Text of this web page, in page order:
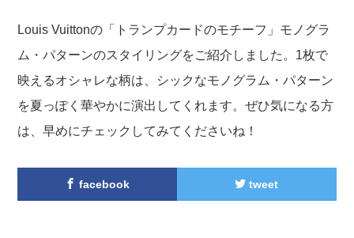
Louis Vuittonの「トランプカードのモチーフ」モノグラ
ム・パターンのスタイリングをご紹介しました。1枚で
映えるオシャレな柄は、シックなモノグラム・パターン
を夏っぽく華やかに演出してくれます。ぜひ気になる方
は、早めにチェックしてみてくださいね！
facebook tweet